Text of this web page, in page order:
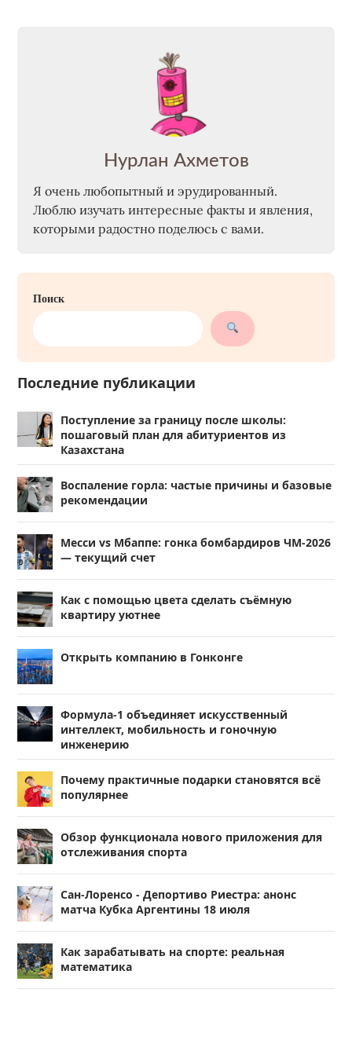
Нурлан Ахметов
Я очень любопытный и эрудированный.
Люблю изучать интересные факты и явления,
которыми радостно поделюсь с вами.
Поиск
Последние публикации
Поступление за границу после школы:
пошаговый план для абитуриентов из
Казахстана
Воспаление горла: частые причины и базовые
рекомендации
Месси vs Мбаппе: гонка бомбардиров ЧМ-2026
— текущий счет
Как с помощью цвета сделать съёмную
квартиру уютнее
Открыть компанию в Гонконге
Формула-1 объединяет искусственный
интеллект, мобильность и гоночную
инженерию
Почему практичные подарки становятся всё
популярнее
Обзор функционала нового приложения для
отслеживания спорта
Сан-Лоренсо - Депортиво Риестра: анонс
матча Кубка Аргентины 18 июля
Как зарабатывать на спорте: реальная
математика